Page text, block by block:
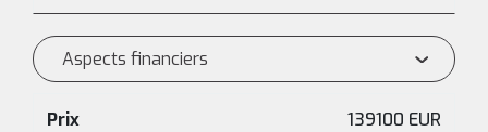
Aspects financiers
Prix 139100 EUR